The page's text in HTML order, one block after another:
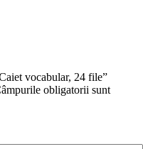
vocabular, 24 file”
obligatorii sunt